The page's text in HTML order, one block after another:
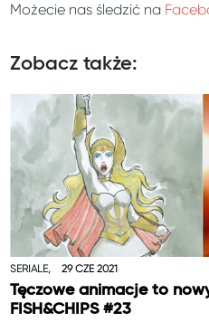
Możecie nas śledzić na
Zobacz także:
SERIALE, 29 CZE 2021
Tęczowe animacje to
FISH&CHIPS #23